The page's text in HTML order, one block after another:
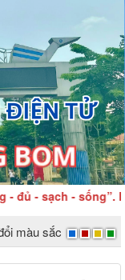
- sạch - sống”.
màu sắc